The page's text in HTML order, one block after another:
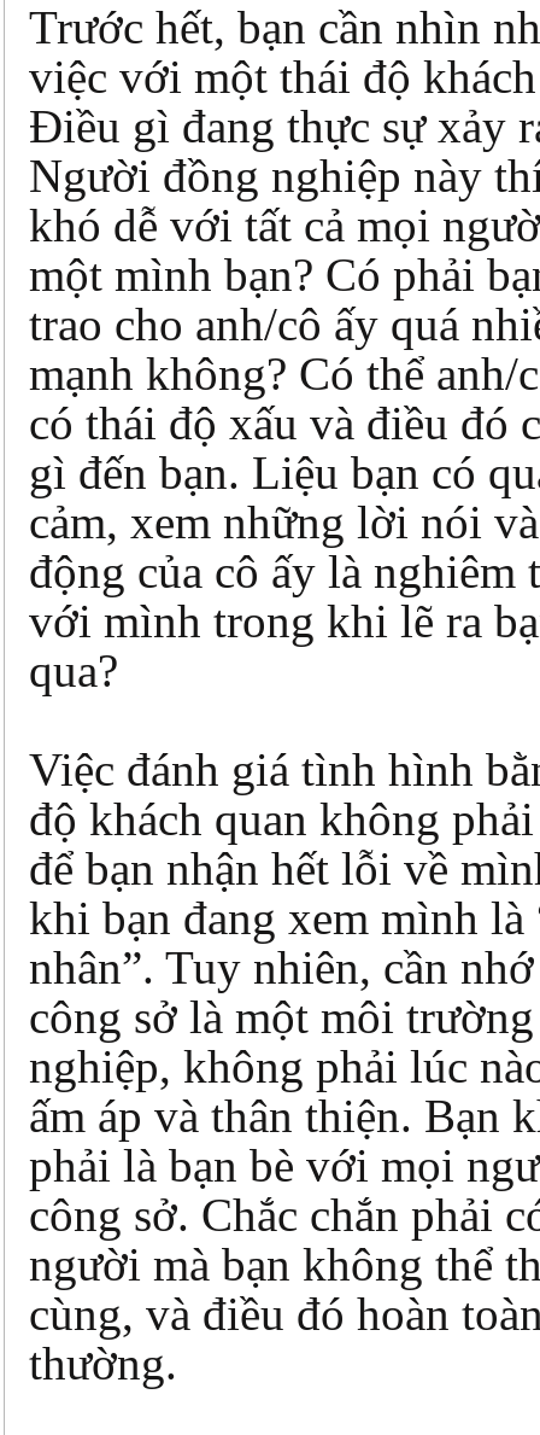
Trước hết, bạn cần nhìn
việc với một thái độ
Điều gì đang thực sự xảy
Người đồng nghiệp này
khó dễ với tất cả mọi
một mình bạn? Có phải
trao cho anh/cô ấy quá
mạnh không? Có thể anh/
có thái độ xấu và điều đó
gì đến bạn. Liệu bạn có
cảm, xem những lời nói
động của cô ấy là nghiêm
với mình trong khi lẽ ra
qua?
Việc đánh giá tình hình
độ khách quan không
để bạn nhận hết lỗi về
khi bạn đang xem mình là
nhân”. Tuy nhiên, cần
công sở là một môi
nghiệp, không phải lúc
ấm áp và thân thiện. Bạn
phải là bạn bè với mọi
công sở. Chắc chắn phải
người mà bạn không thể
cùng, và điều đó hoàn
thường.